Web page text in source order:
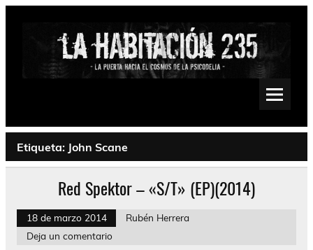
Saltar
Psychedelic, Stoner, Doom, Sludge, Fuzz, Space, Drone
Etiqueta: John Scane
Red Spektor – «S/T» (EP)(2014)
18 de marzo 2014
Rubén Herrera
Deja un comentario